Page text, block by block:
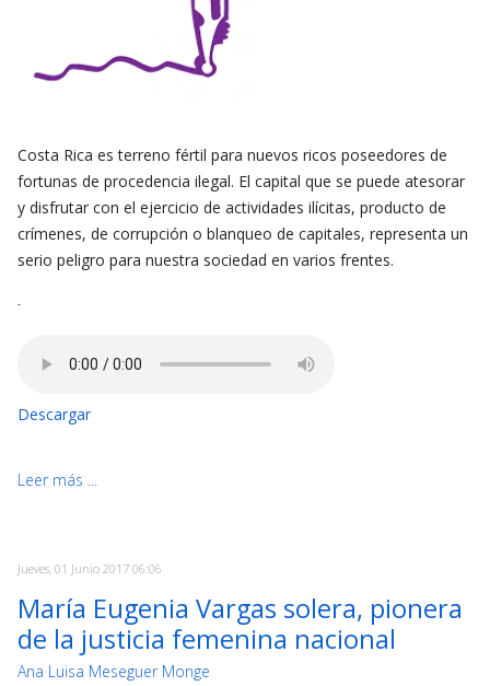
Costa Rica es terreno fértil para nuevos ricos poseedores de
fortunas de procedencia ilegal. El capital que se puede atesorar
y disfrutar con el ejercicio de actividades ilícitas, producto de
crímenes, de corrupción o blanqueo de capitales, representa un
serio peligro para nuestra sociedad en varios frentes.
-
Descargar
Leer más ...
Jueves, 01 Junio 2017 06:06
María Eugenia Vargas solera, pionera
de la justicia femenina nacional
Ana Luisa Meseguer Monge